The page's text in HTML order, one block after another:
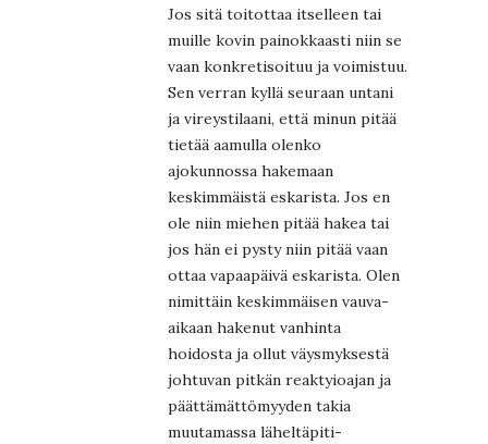
Jos sitä toitottaa itselleen tai
muille kovin painokkaasti niin se
vaan konkretisoituu ja voimistuu.
Sen verran kyllä seuraan untani
ja vireystilaani, että minun pitää
tietää aamulla olenko
ajokunnossa hakemaan
keskimmäistä eskarista. Jos en
ole niin miehen pitää hakea tai
jos hän ei pysty niin pitää vaan
ottaa vapaapäivä eskarista. Olen
nimittäin keskimmäisen vauva-
aikaan hakenut vanhinta
hoidosta ja ollut väysmyksestä
johtuvan pitkän reaktyioajan ja
päättämättömyyden takia
muutamassa läheltäpiti-